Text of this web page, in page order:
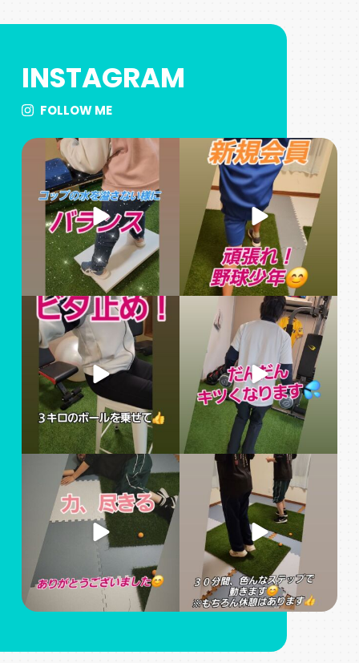
INSTAGRAM
FOLLOW ME
上手に出来ました
#姫路パーソナルジム #姫路
フィトネスジム #姫路ママ #
運動不足解消...
新規会員の野球少年、初トレ
ーニング
よろしくお願いします
#姫路パーソナルジム
安定の体幹です
#姫路パーソナルジム #姫路
フィトネスジム #姫路ママ #
運動不足解消...
４回目のトレーニング！
全身をしっかり鍛えます
#姫路パーソナルジム...
#姫路パーソナルジム #姫路
フィトネスジム #姫路ママ #
運動不足解消 #運動を習慣
...
寒くなってきました！体が温
もります
今こそ、運動を習慣に
#姫路パーソナルジム